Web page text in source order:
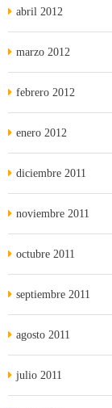
abril 2012
marzo 2012
febrero 2012
enero 2012
diciembre 2011
noviembre 2011
octubre 2011
septiembre 2011
agosto 2011
julio 2011